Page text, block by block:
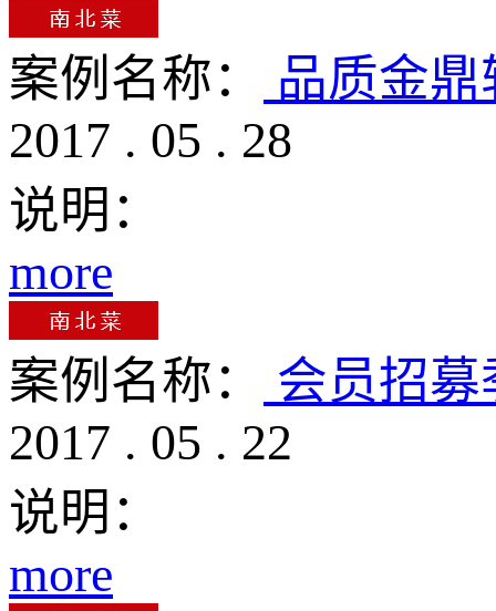
案例名称：
品质金
2017 . 05 . 28
说明：
more
案例名称：
会员招
2017 . 05 . 22
说明：
more